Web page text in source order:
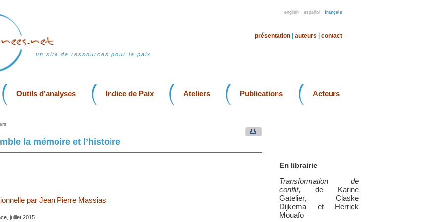
english español français
un site de ressources pour la paix
présentation auteurs contact
Outils d’analyses Indice de Paix Ateliers Publications Acteurs
En librairie
Transformation de
conflit, de Karine
Gatelier, Claske
Dijkema et Herrick
Mouafo
la mémoire et l’histoire
par Jean Pierre Massias
juillet 2015